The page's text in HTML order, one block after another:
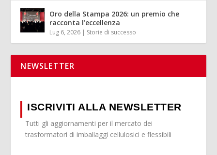
Oro della Stampa 2026: un premio che
racconta l’eccellenza
Lug 6, 2026 | Storie di successo
NEWSLETTER
ISCRIVITI ALLA NEWSLETTER
Tutti gli aggiornamenti per il mercato dei
trasformatori di imballaggi cellulosici e flessibili